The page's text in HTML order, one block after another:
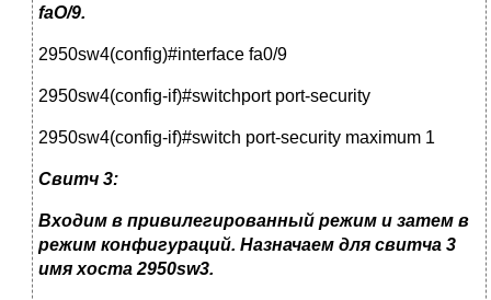
faO/9.
2950sw4(config)#interface fa0/9
2950sw4(config-if)#switchport port-security
2950sw4(config-if)#switch port-security maximum 1
Свитч 3:
Входим в привилегированный режим и затем в
режим конфигураций. Назначаем для свитча 3
имя хоста 2950sw3.